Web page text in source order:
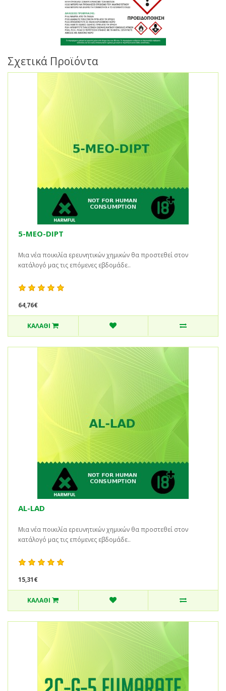
Σχετικά Προϊόντα
5-MEO-DIPT
Μια νέα ποικιλία ερευνητικών χημικών θα προστεθεί στον
κατάλογό μας τις επόμενες εβδομάδε..
64,76€
ΚΑΛΆΘΙ
AL-LAD
Μια νέα ποικιλία ερευνητικών χημικών θα προστεθεί στον
κατάλογό μας τις επόμενες εβδομάδε..
15,31€
ΚΑΛΆΘΙ